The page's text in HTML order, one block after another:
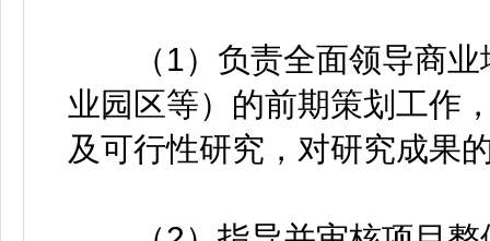
（1）负责全面领导商业
业园区等）的前期策划工作
及可行性研究，对研究成果